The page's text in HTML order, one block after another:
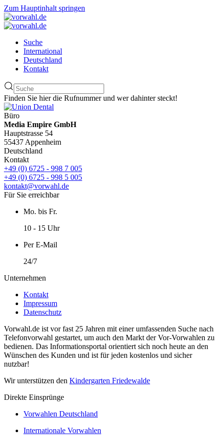
Zum Hauptinhalt springen
Suche
International
Deutschland
Kontakt
Finden Sie hier die Rufnummer und wer dahinter steckt!
Büro
Media Empire GmbH
Hauptstrasse 54
55437 Appenheim
Deutschland
Kontakt
+49 (0) 6725 - 998 7 005
+49 (0) 6725 - 998 5 005
kontakt@vorwahl.de
Für Sie erreichbar
Mo. bis Fr.
10 - 15 Uhr
Per E-Mail
24/7
Unternehmen
Kontakt
Impressum
Datenschutz
Vorwahl.de ist vor fast 25 Jahren mit einer umfassenden Suche nach
Telefonvorwahl gestartet, um auch den Markt der Vor-Vorwahlen zu
bedienen. Das Informationsportal orientiert sich noch heute an den
Wünschen des Kunden und ist für jeden kostenlos und sicher
nutzbar!
Wir unterstützen den Kindergarten Friedewalde
Direkte Einsprünge
Vorwahlen Deutschland
Internationale Vorwahlen